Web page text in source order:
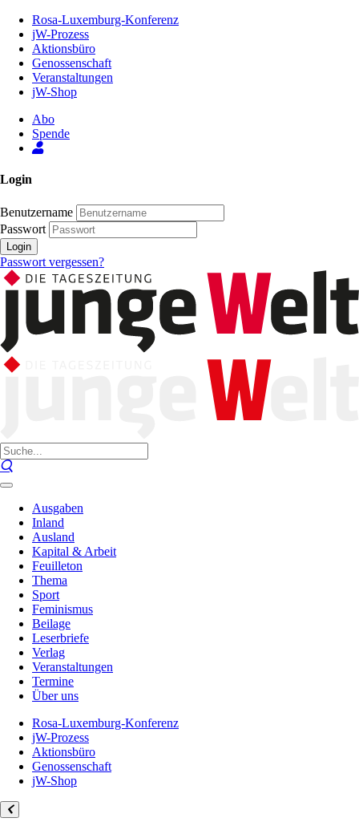
Inhalt
Seite
Rosa-Luxemburg-Konferenz
jW-Prozess
Aktionsbüro
Genossenschaft
Veranstaltungen
jW-Shop
Abo
Spende
Login
Benutzername
Passwort
Login
Passwort vergessen?
Ausgaben
Inland
Ausland
Kapital & Arbeit
Feuilleton
Thema
Sport
Feminismus
Beilage
Leserbriefe
Verlag
Veranstaltungen
Termine
Über uns
Rosa-Luxemburg-Konferenz
jW-Prozess
Aktionsbüro
Genossenschaft
jW-Shop